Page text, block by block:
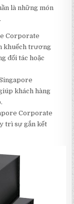
là những món
Corporate
khuếch trương
đối tác hoặc
khách hàng
Corporate
trì sự gắn kết